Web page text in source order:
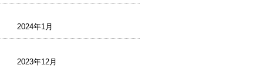
2024年1月
2023年12月